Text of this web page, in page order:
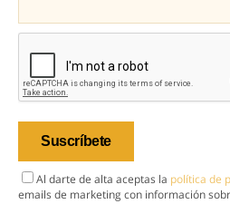
Al darte de alta aceptas la política de
emails de marketing con información